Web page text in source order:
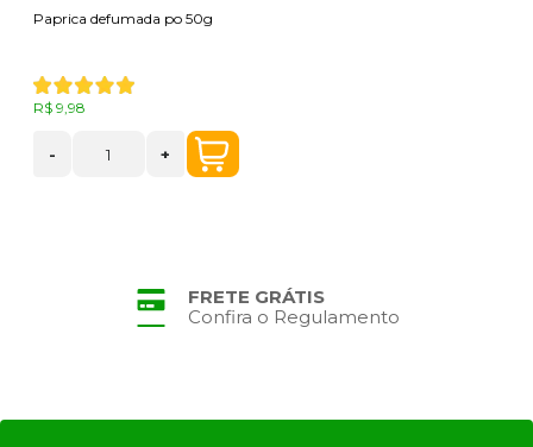
Paprica defumada po 50g
R$ 9,98
- +
FRETE GRÁTIS
Confira o Regulamento